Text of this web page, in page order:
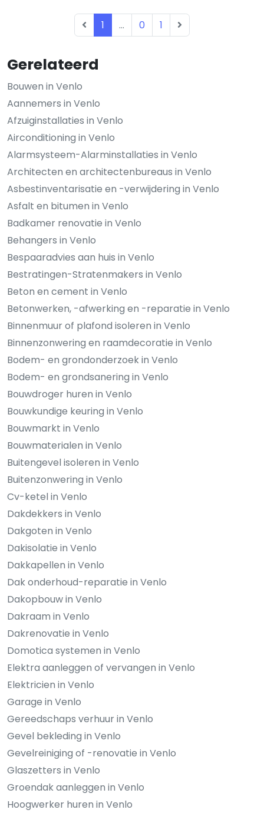
Gerelateerd
Bouwen in Venlo
Aannemers in Venlo
Afzuiginstallaties in Venlo
Airconditioning in Venlo
Alarmsysteem-Alarminstallaties in Venlo
Architecten en architectenbureaus in Venlo
Asbestinventarisatie en -verwijdering in Venlo
Asfalt en bitumen in Venlo
Badkamer renovatie in Venlo
Behangers in Venlo
Bespaaradvies aan huis in Venlo
Bestratingen-Stratenmakers in Venlo
Beton en cement in Venlo
Betonwerken, -afwerking en -reparatie in Venlo
Binnenmuur of plafond isoleren in Venlo
Binnenzonwering en raamdecoratie in Venlo
Bodem- en grondonderzoek in Venlo
Bodem- en grondsanering in Venlo
Bouwdroger huren in Venlo
Bouwkundige keuring in Venlo
Bouwmarkt in Venlo
Bouwmaterialen in Venlo
Buitengevel isoleren in Venlo
Buitenzonwering in Venlo
Cv-ketel in Venlo
Dakdekkers in Venlo
Dakgoten in Venlo
Dakisolatie in Venlo
Dakkapellen in Venlo
Dak onderhoud-reparatie in Venlo
Dakopbouw in Venlo
Dakraam in Venlo
Dakrenovatie in Venlo
Domotica systemen in Venlo
Elektra aanleggen of vervangen in Venlo
Elektricien in Venlo
Garage in Venlo
Gereedschaps verhuur in Venlo
Gevel bekleding in Venlo
Gevelreiniging of -renovatie in Venlo
Glaszetters in Venlo
Groendak aanleggen in Venlo
Hoogwerker huren in Venlo
1 ... 0 1